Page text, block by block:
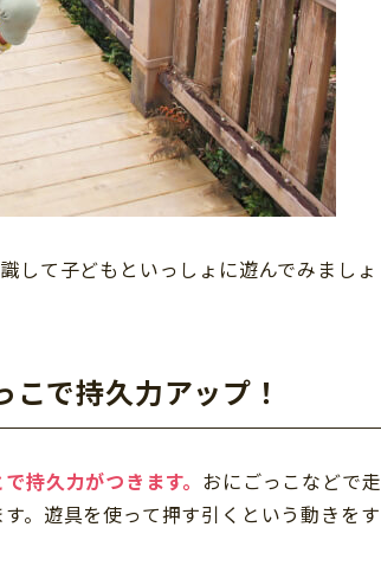
して子どもといっしょに遊んでみましょ
で持久力アップ！
持久力がつきます。 おにごっこなどで走
。遊具を使って押す引くという動きをす